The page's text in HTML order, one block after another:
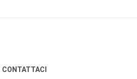
CONTATTACI